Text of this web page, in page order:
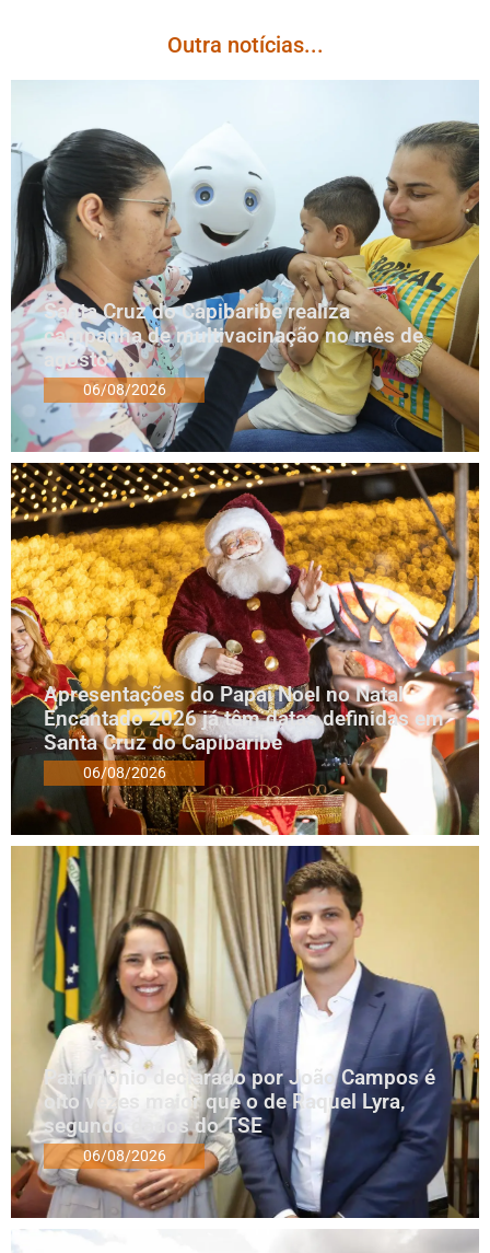
Outra notícias...
Santa Cruz do Capibaribe realiza
campanha de multivacinação no mês de
agosto
06/08/2026
Apresentações do Papai Noel no Natal
Encantado 2026 já têm datas definidas em
Santa Cruz do Capibaribe
06/08/2026
Patrimônio declarado por João Campos é
oito vezes maior que o de Raquel Lyra,
segundo dados do TSE
06/08/2026